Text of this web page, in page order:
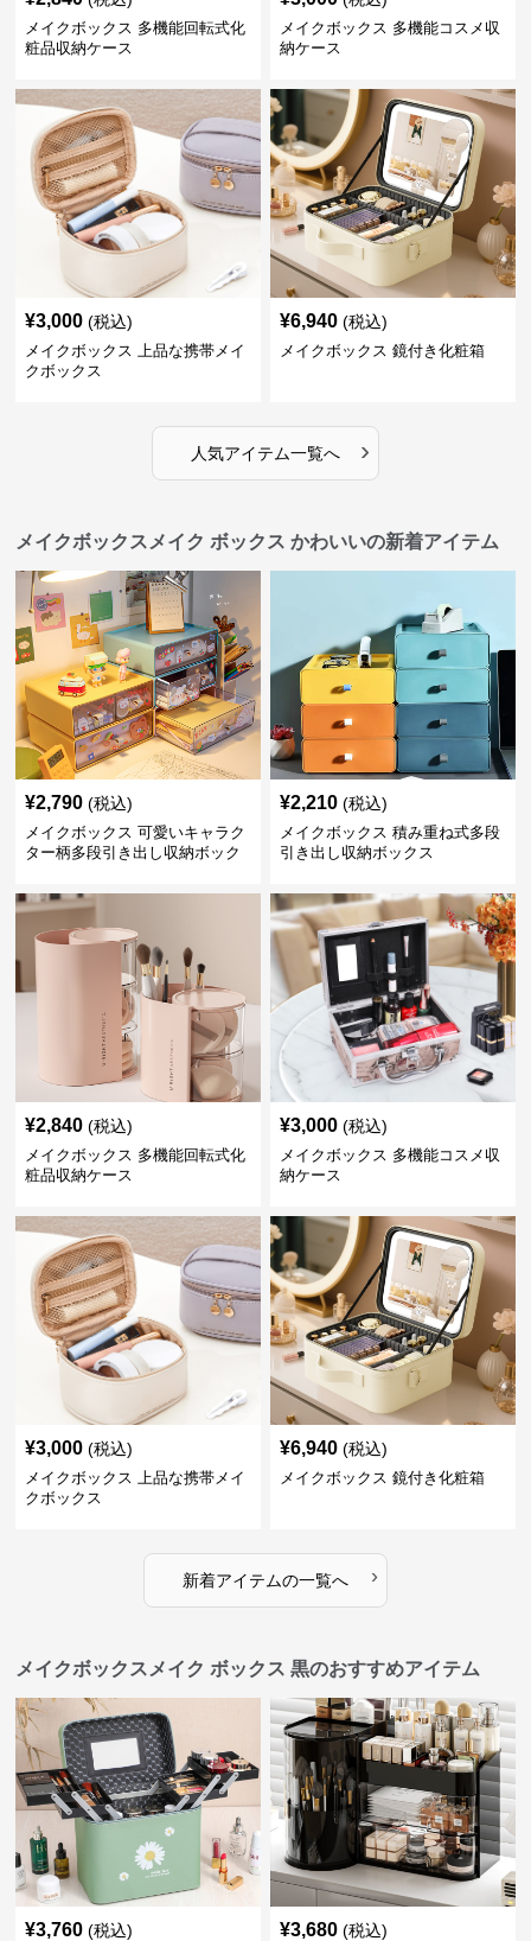
メイクボックス 多機能回転式化
粧品収納ケース
メイクボックス 多機能コスメ収
納ケース
¥3,000 (税込)
メイクボックス 上品な携帯メイ
クボックス
¥6,940 (税込)
メイクボックス 鏡付き化粧箱
人気アイテム一覧へ ›
メイクボックスメイク ボックス かわいいの新着アイテム
¥2,790 (税込)
メイクボックス 可愛いキャラク
ター柄多段引き出し収納ボック
¥2,210 (税込)
メイクボックス 積み重ね式多段
引き出し収納ボックス
¥2,840 (税込)
メイクボックス 多機能回転式化
粧品収納ケース
¥3,000 (税込)
メイクボックス 多機能コスメ収
納ケース
¥3,000 (税込)
メイクボックス 上品な携帯メイ
クボックス
¥6,940 (税込)
メイクボックス 鏡付き化粧箱
新着アイテムの一覧へ ›
メイクボックスメイク ボックス 黒のおすすめアイテム
¥3,760 (税込) ¥3,680 (税込)